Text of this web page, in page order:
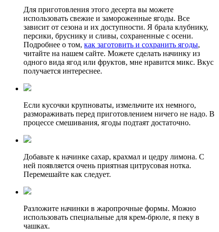
Для приготовления этого десерта вы можете
использовать свежие и замороженные ягоды. Все
зависит от сезона и их доступности. Я брала клубнику,
персики, бруснику и сливы, сохраненные с осени.
Подробнее о том, как заготовить и сохранить ягоды,
читайте на нашем сайте. Можете сделать начинку из
одного вида ягод или фруктов, мне нравится микс. Вкус
получается интереснее.
Если кусочки крупноваты, измельчите их немного,
размораживать перед приготовлением ничего не надо. В
процессе смешивания, ягоды подтаят достаточно.
Добавьте к начинке сахар, крахмал и цедру лимона. С
ней появляется очень приятная цитрусовая нотка.
Перемешайте как следует.
Разложите начинки в жаропрочные формы. Можно
использовать специальные для крем-брюле, я пеку в
чашках.